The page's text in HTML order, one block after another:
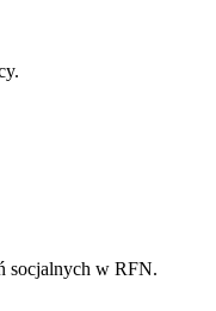
socjalnych w RFN.